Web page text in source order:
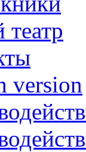
version